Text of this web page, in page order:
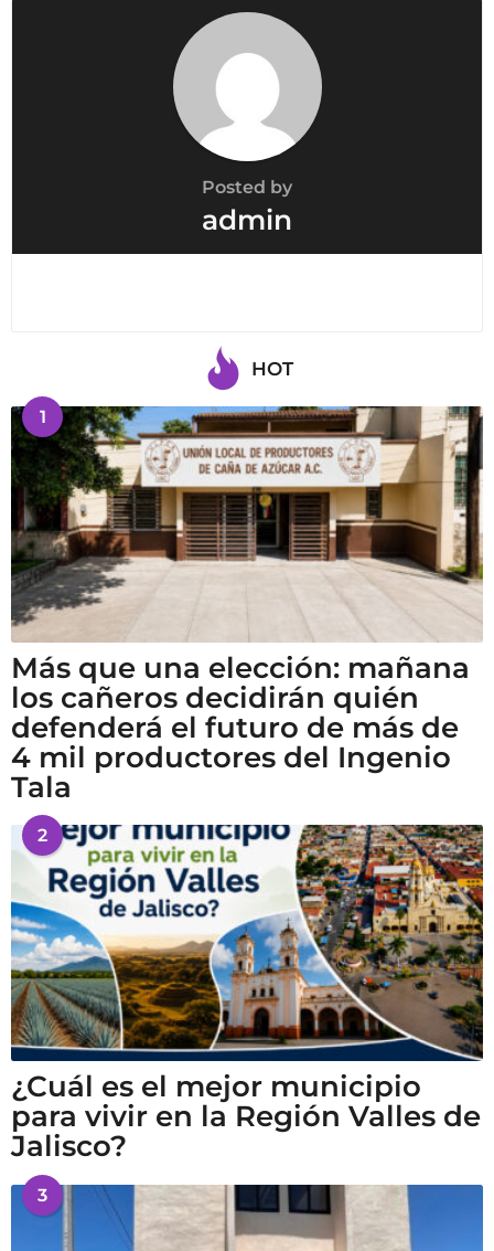
Posted by
admin
HOT
1
Más que una elección: mañana
los cañeros decidirán quién
defenderá el futuro de más de
4 mil productores del Ingenio
Tala
2
¿Cuál es el mejor municipio
para vivir en la Región Valles de
Jalisco?
3